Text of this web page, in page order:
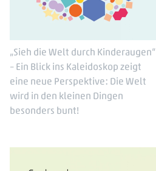
„Sieh die Welt durch Kinderaugen“
– Ein Blick ins Kaleidoskop zeigt
eine neue Perspektive: Die Welt
wird in den kleinen Dingen
besonders bunt!